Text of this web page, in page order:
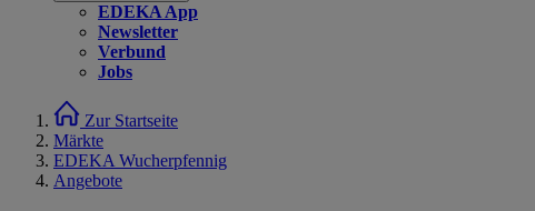
EDEKA App
Newsletter
Verbund
Jobs
Zur Startseite
Märkte
EDEKA Wucherpfennig
Angebote